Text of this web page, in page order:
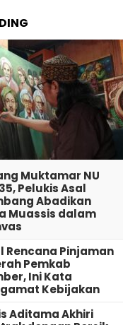
Muktamar NU
Pelukis Asal
Abadikan
Muassis dalam
Rencana Pinjaman
Pemkab
Ini Kata
Kebijakan
Aditama Akhiri